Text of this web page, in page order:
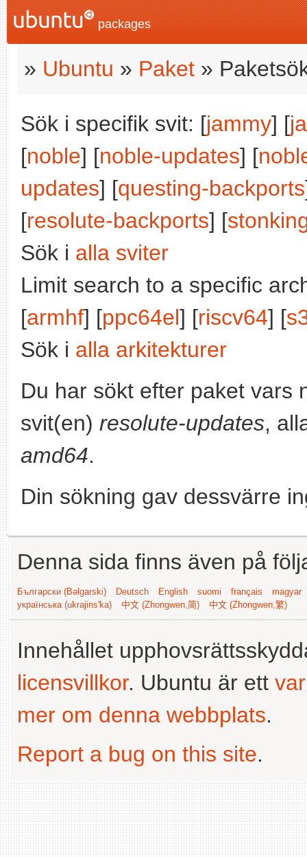
packages
» Ubuntu » Paket »
Sök i specifik svit: [jammy] [
[noble] [noble-updates] [
updates] [questing-backports
[resolute-backports] [
Sök i alla sviter
Limit search to a specific
[armhf] [ppc64el] [riscv64] [
Sök i alla arkitekturer
Du har sökt efter paket vars
svit(en) resolute-updates,
amd64.
Din sökning gav dessvärre
Denna sida finns även på
Български (Bəlgarski) Deutsch English suomi français
magyar
українська (ukrajins'ka)
中文 (Zhongwen,简) 中文 (Zhongwen,繁)
Innehållet
licensvillkor. Ubuntu är ett
mer om denna webbplats.
Report a bug on this site.